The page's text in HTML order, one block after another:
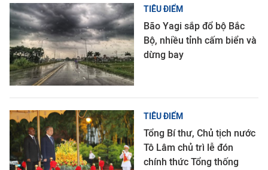
TIÊU ĐIỂM
Bão Yagi sắp đổ bộ Bắc
Bộ, nhiều tỉnh cấm biển và
dừng bay
TIÊU ĐIỂM
Tổng Bí thư, Chủ tịch nước
Tô Lâm chủ trì lễ đón
chính thức Tổng thống